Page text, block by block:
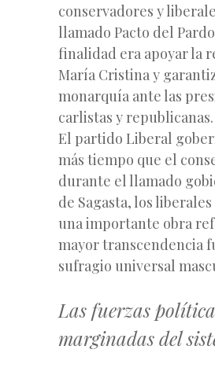
conservadores y
llamado Pacto del
finalidad era apoyar la
María Cristina y
monarquía ante las
carlistas y republicanas.
El partido Liberal
más tiempo que el
durante el llamado
de Sagasta, los
una importante obra
mayor transcendencia
sufragio universal
Las fuerzas
marginadas del